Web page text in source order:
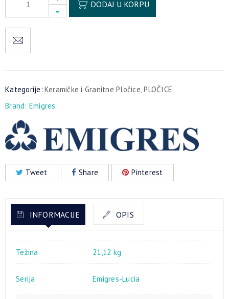
DODAJ U KORPU
Kategorije: Keramičke i Granitne Pločice,PLOČICE
Brand: Emigres
Tweet Share Pinterest
INFORMACIJE OPIS
Težina 21,12 kg
Serija Emigres-Lucia